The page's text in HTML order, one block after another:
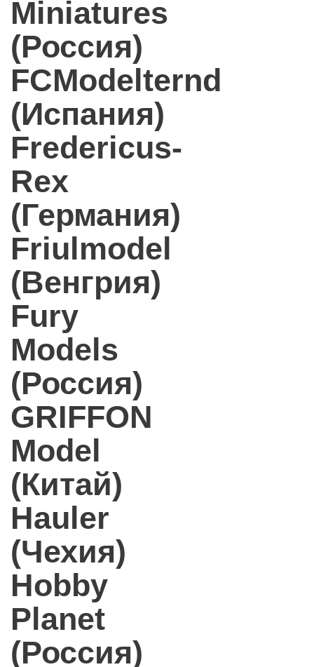
Miniatures
(Россия)
FCModelternd
(Испания)
Fredericus-
Rex
(Германия)
Friulmodel
(Венгрия)
Fury
Models
(Россия)
GRIFFON
Model
(Китай)
Hauler
(Чехия)
Hobby
Planet
(Россия)